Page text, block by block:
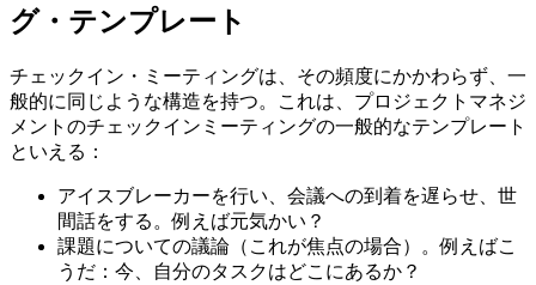
グ・テンプレート
チェックイン・ミーティングは、その頻度にかかわらず、一
般的に同じような構造を持つ。これは、プロジェクトマネジ
メントのチェックインミーティングの一般的なテンプレート
といえる：
アイスブレーカーを行い、会議への到着を遅らせ、世
間話をする。例えば元気かい？
課題についての議論（これが焦点の場合）。例えばこ
うだ：今、自分のタスクはどこにあるか？